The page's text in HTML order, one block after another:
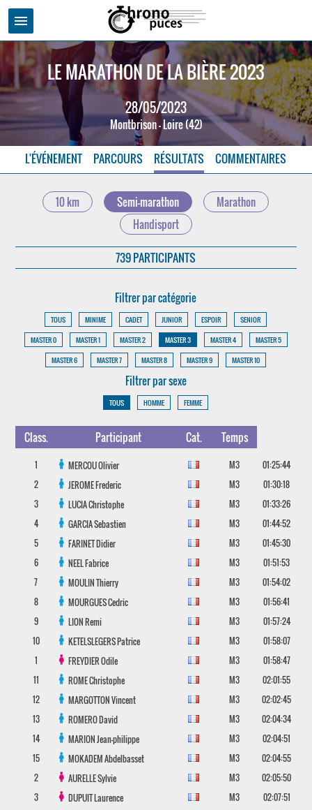
menu
LE MARATHON DE LA BIÈRE 2023
28/05/2023
Montbrison - Loire (42)
L'ÉVÉNEMENT PARCOURS RÉSULTATS COMMENTAIRES
10 km Semi-marathon
Marathon
Handisport
739 PARTICIPANTS
Filtrer par catégorie
TOUS MINIME CADET JUNIOR ESPOIR
SENIOR
MASTER 0
MASTER 1 MASTER 2 MASTER 3 MASTER 4
MASTER 5
MASTER 6
MASTER 7 MASTER 8 MASTER 9 MASTER 10
Filtrer par sexe
TOUS HOMME FEMME
Class. Participant Cat. Temps
1 MERCOUOlivier M3
01:25:44
2
JEROMEFrederic M3
01:30:18
3
LUCIAChristophe M3
01:33:26
4
GARCIASebastien M3
01:44:52
5
FARINETDidier M3
01:45:30
6
NEELFabrice M3
01:51:53
7
MOULINThierry M3
01:54:02
8
MOURGUESCedric M3
01:56:41
9
LIONRemi M3
01:57:24
10
KETELSLEGERSPatrice M3
01:58:07
1
FREYDIEROdile M3
01:58:47
11
ROMEChristophe M3
02:01:55
12
MARGOTTONVincent M3
02:02:45
13
ROMERODavid M3
02:04:34
14
MARIONJean-philippe M3
02:04:51
15
MOKADEMAbdelbasset M3
02:04:55
2
AURELLESylvie M3
02:05:50
3
DUPUITLaurence M3
02:07:51